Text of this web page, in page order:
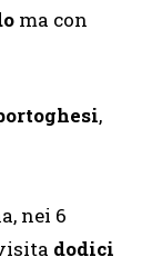
ma con
,
nei 6
dodici